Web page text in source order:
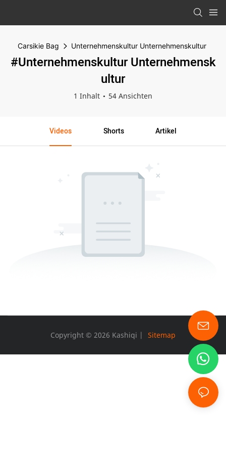
Carsikie Bag Unternehmenskultur Unternehmenskultur
#Unternehmenskultur Unternehmensk
ultur
1 Inhalt 54 Ansichten
Videos Shorts Artikel
Copyright © 2026 Kashiqi | Sitemap